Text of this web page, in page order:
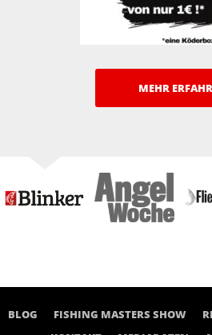
MEHR
BLOG FISHING MASTERS SHOW